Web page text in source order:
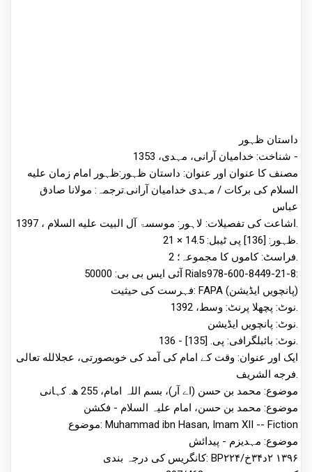
داستان ظہور
شناخت: خدامیان آرانی، مہدی، 1353 -
مصنف کا عنوان اور عنوان: داستان ظہور:ظہور امام زمان علیه
السلام کی برکات / مہدی خدامیان آرانی.ترجمہ: مولانا صادق
عباس
اشاعت کی تفصیلات: لاہور: موسسۃ آل البیت علیه السلام ، 1397.
ظہور: [136] پی ٹیبل: 14.5 × 21.
فراسٹ: کاموں کا مجموعہ؛ 2.
آئی ایس بی بی: 50000 Rials978-600-8449-21-8:
فہرست کی حیثیت: FAPA (پانچویں ایڈیشن)
نوٹ: پچھلا پرنٹ: وسط، 1392.
نوٹ: پانچویں ایڈیشن.
نوٹ: بائبلگرافی: پی. [135] - 136.
ایک اور عنوان: وقت کے امام کی آمد کی خوبصورتی، عجلالله تعالی
فرجه الشریف.
موضوع: محمد بن حسن (اے آر)، بسم اللہ امام، 255 ھ. کہانی
موضوع: محمد بن حسن، امام علیہ السلام - فکشن
موضوع: Muhammad ibn Hasan, Imam XII -- Fiction
موضوع: مہدیزم - پیدائش